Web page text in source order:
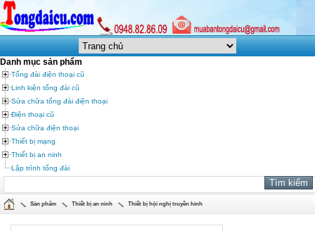
Danh mục sản phẩm
Tổng đài điện thoại cũ
Linh kiện tổng đài cũ
Sửa chữa tổng đài điện thoại
Điện thoại cũ
Sửa chữa điện thoại
Thiết bị mạng
Thiết bị an ninh
Lập trình tổng đài
Sản phẩm Thiết bị an ninh Thiết bị hội nghị truyền hình